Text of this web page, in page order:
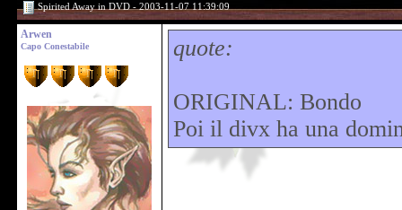
Spirited Away in DVD - 2003-11-07 11:39:09
Arwen
Capo Conestabile quote:
ORIGINAL: Bondo
Poi il divx ha una